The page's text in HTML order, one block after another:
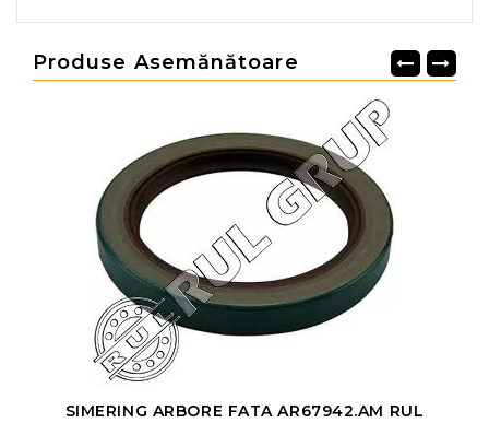
Produse Asemănătoare
SIMERING ARBORE FATA AR67942.AM RUL